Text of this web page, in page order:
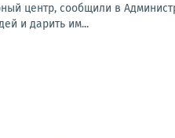
центр, сообщили в
и дарить им...